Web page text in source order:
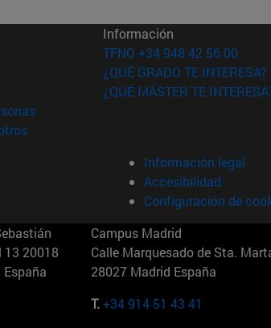
nueva ventana)
nueva ventana)
(abre en nueva ventana)
(abre en nueva ventana)
(abre en nueva ventana)
Información
TFNO +34 948 42 56 00
¿QUÉ GRADO TE INTERESA?
¿QUÉ MÁSTER TE
Información legal
Accesibilidad
Configuración de
13 20018
Campus Madrid
Calle Marquesado de Sta.
28027 Madrid España
T.+34 914 51 43 41